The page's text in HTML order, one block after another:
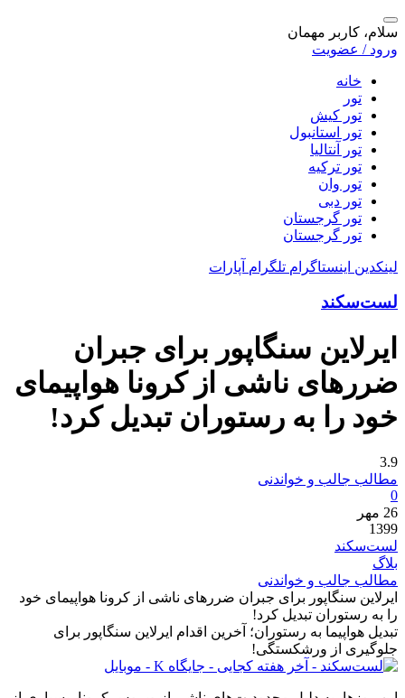
سلام، کاربر مهمان
ورود / عضویت
خانه
تور
تور کیش
تور استانبول
تور آنتالیا
تور ترکیه
تور وان
تور دبی
تور گرجستان
تور گرجستان
لینکدین اینستاگرام تلگرام آپارات
لست‌سکند
ایرلاین سنگاپور برای جبران
ضررهای ناشی از کرونا هواپیمای
خود را به رستوران تبدیل کرد!
3.9
مطالب جالب و خواندنی
0
26 مهر
1399
لست‌سکند
بلاگ
مطالب جالب و خواندنی
ایرلاین سنگاپور برای جبران ضررهای ناشی از کرونا هواپیمای خود
را به رستوران تبدیل کرد!
تبدیل هواپیما به رستوران؛ آخرین اقدام ایرلاین‌ سنگاپور برای
جلوگیری از ورشکستگی!